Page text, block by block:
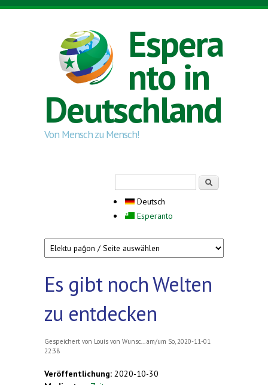
Direkt zum Inhalt
Espera
nto in
Deutschland
Von Mensch zu Mensch!
Deutsch
Esperanto
Es gibt noch Welten
zu entdecken
Gespeichert von Louis von Wunsc...
am/um So, 2020-11-01
22:38
Veröffentlichung: 2020-10-30